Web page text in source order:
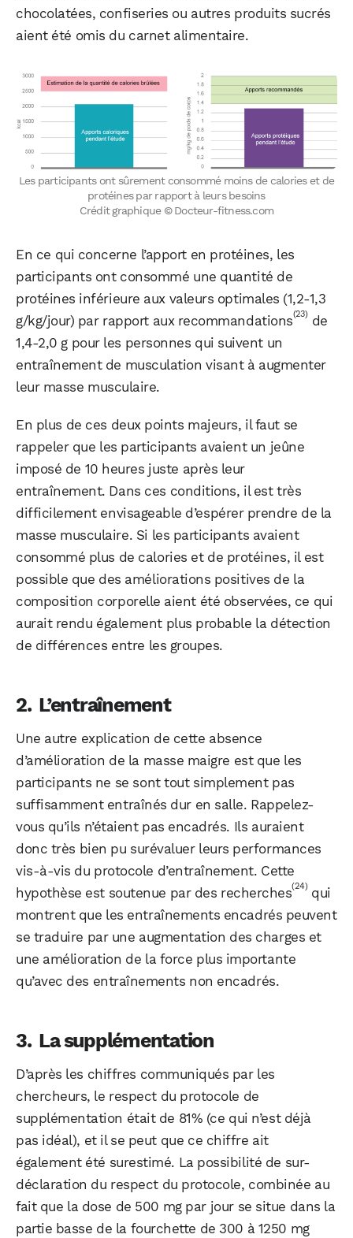
chocolatées, confiseries ou autres produits sucrés
aient été omis du carnet alimentaire.
Les participants ont sûrement consommé moins de calories et de
protéines par rapport à leurs besoins
Crédit graphique © Docteur-fitness.com
En ce qui concerne l’apport en protéines, les
participants ont consommé une quantité de
protéines inférieure aux valeurs optimales (1,2-1,3
g/kg/jour) par rapport aux recommandations(23) de
1,4-2,0 g pour les personnes qui suivent un
entraînement de musculation visant à augmenter
leur masse musculaire.
En plus de ces deux points majeurs, il faut se
rappeler que les participants avaient un jeûne
imposé de 10 heures juste après leur
entraînement. Dans ces conditions, il est très
difficilement envisageable d’espérer prendre de la
masse musculaire. Si les participants avaient
consommé plus de calories et de protéines, il est
possible que des améliorations positives de la
composition corporelle aient été observées, ce qui
aurait rendu également plus probable la détection
de différences entre les groupes.
L’entraînement
Une autre explication de cette absence
d’amélioration de la masse maigre est que les
participants ne se sont tout simplement pas
suffisamment entraînés dur en salle. Rappelez-
vous qu’ils n’étaient pas encadrés. Ils auraient
donc très bien pu surévaluer leurs performances
vis-à-vis du protocole d’entraînement. Cette
hypothèse est soutenue par des recherches(24) qui
montrent que les entraînements encadrés peuvent
se traduire par une augmentation des charges et
une amélioration de la force plus importante
qu’avec des entraînements non encadrés.
La supplémentation
D’après les chiffres communiqués par les
chercheurs, le respect du protocole de
supplémentation était de 81% (ce qui n’est déjà
pas idéal), et il se peut que ce chiffre ait
également été surestimé. La possibilité de sur-
déclaration du respect du protocole, combinée au
fait que la dose de 500 mg par jour se situe dans la
partie basse de la fourchette de 300 à 1250 mg